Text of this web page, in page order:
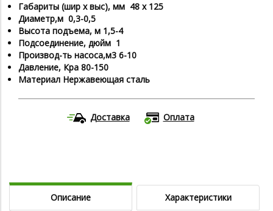
Габариты (шир х выс), мм 48 х 125
Диаметр,м 0,3-0,5
Высота подъема, м 1,5-4
Подсоединение, дюйм 1
Производ-ть насоса,м3 6-10
Давление, Кра 80-150
Материал Нержавеющая сталь
Доставка Оплата
Описание Характеристики